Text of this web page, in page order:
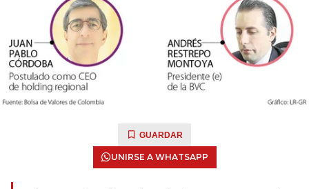
GUARDAR
UNIRSE A WHATSAPP